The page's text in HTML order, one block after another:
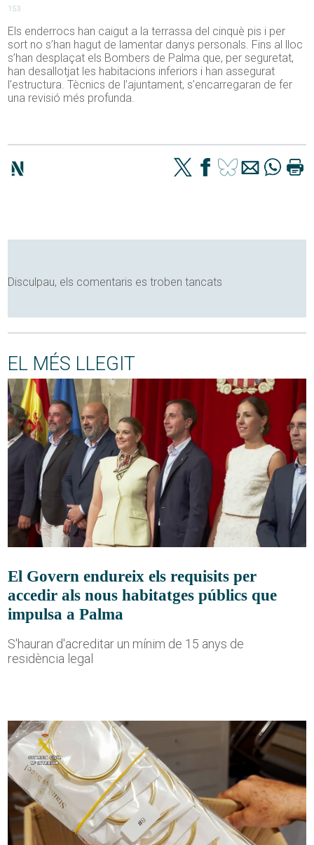
153
Els enderrocs han caigut a la terrassa del cinquè pis i per
sort no s’han hagut de lamentar danys personals. Fins al lloc
s’han desplaçat els Bombers de Palma que, per seguretat,
han desallotjat les habitacions inferiors i han assegurat
l’estructura. Tècnics de l’ajuntament, s’encarregaran de fer
una revisió més profunda.
Disculpau, els comentaris es troben tancats
EL MÉS LLEGIT
El Govern endureix els requisits per
accedir als nous habitatges públics que
impulsa a Palma
S'hauran d'acreditar un mínim de 15 anys de
residència legal